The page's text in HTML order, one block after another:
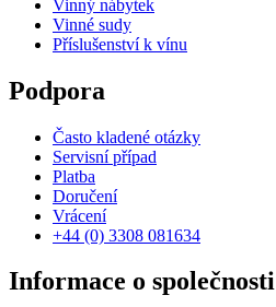
Vinný nábytek
Vinné sudy
Příslušenství k vínu
Podpora
Často kladené otázky
Servisní případ
Platba
Doručení
Vrácení
+44 (0) 3308 081634
Informace o společnosti